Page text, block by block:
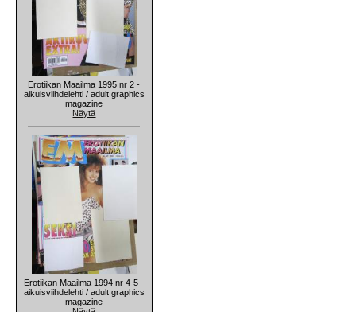
Erotiikan Maailma 1995 nr 2 -
aikuisviihdelehti / adult graphics
magazine
Näytä
Erotiikan Maailma 1994 nr 4-5 -
aikuisviihdelehti / adult graphics
magazine